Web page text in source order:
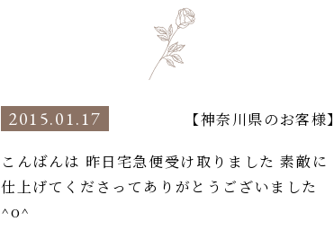
2015.01.17 【神奈川県のお客様】
こんばんは 昨日宅急便受け取りました 素敵に
仕上げてくださってありがとうございました
^o^